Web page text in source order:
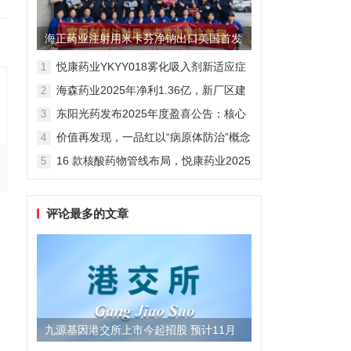
海正药业注射用米卡芬净钠出口美国首发
制剂全球化迈出关键一步
1
悦康药业YKYY018雾化吸入剂新适应症
感染防治
2
海森药业2025年净利1.36亿，新厂区建
3
东阳光药发布2025年度盈喜公告：核心
维度
4
价值再发现，一品红以“病原体防治”概念
5
16 款核酸药物管线布局，悦康药业2025
评论最多的文章
九源基因港交所上市今起招股 预计11月